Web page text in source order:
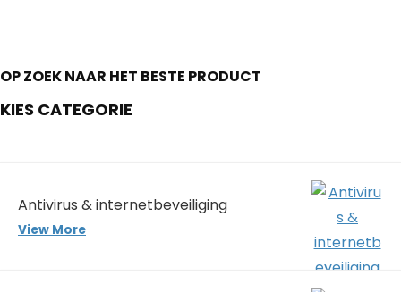
OP ZOEK NAAR HET BESTE PRODUCT
KIES CATEGORIE
Antivirus & internetbeveiliging
View More